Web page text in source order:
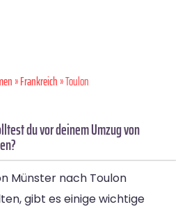
»Frankreich» Toulon
du vor deinem Umzug von
Münster nach Toulon
gibt es einige wichtige